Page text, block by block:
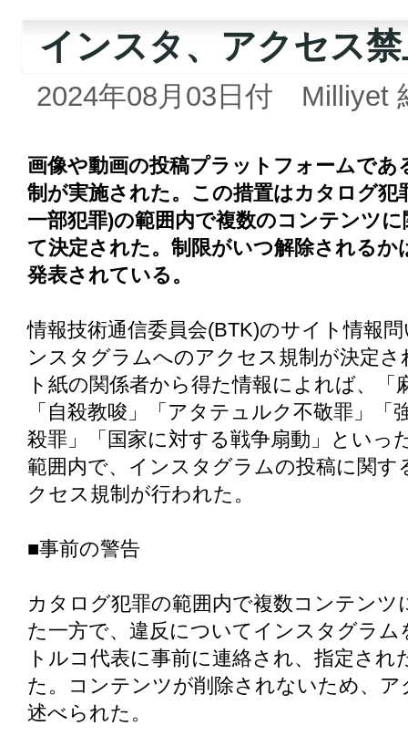
インスタ、アクセス
2024年08月03日付 Milliyet
画像や動画の投稿プラットフォームで
制が実施された。この措置はカタログ犯
一部犯罪)の範囲内で複数のコンテンツ
て決定された。制限がいつ解除される
発表されている。
情報技術通信委員会(BTK)のサイト情報
ンスタグラムへのアクセス規制が決定
ト紙の関係者から得た情報によれば、「
「自殺教唆」「アタテュルク不敬罪」
殺罪」「国家に対する戦争扇動」といっ
範囲内で、インスタグラムの投稿に関
クセス規制が行われた。
■事前の警告
カタログ犯罪の範囲内で複数コンテン
た一方で、違反についてインスタグラ
トルコ代表に事前に連絡され、指定さ
た。コンテンツが削除されないため、
述べられた。